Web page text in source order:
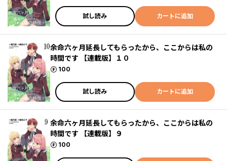
試し読み カートに追加
余命六ヶ月延長してもらったから、ここからは私の
時間です 【連載版】１０
100
ポイント
試し読み カートに追加
余命六ヶ月延長してもらったから、ここからは私の
時間です 【連載版】９
100
ポイント